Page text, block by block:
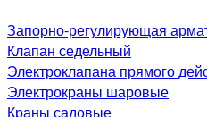
Запорно-регулирующая
Клапан седельный
Электроклапана прямого
Электрокраны шаровые
Краны садовые